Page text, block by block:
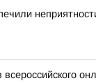
всероссийского